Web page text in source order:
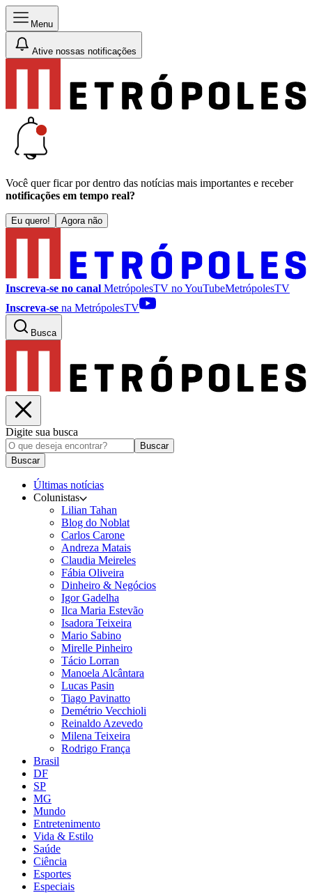
Menu
Ative nossas notificações
Você quer ficar por dentro das notícias mais importantes e receber
notificações em tempo real?
Eu quero! Agora não
Inscreva-se no canal MetrópolesTV noYouTubeMetrópolesTV
Inscreva-se na MetrópolesTV
Busca
Digite sua busca
Buscar
Buscar
Últimas notícias
Colunistas
Lilian Tahan
Blog do Noblat
Carlos Carone
Andreza Matais
Claudia Meireles
Fábia Oliveira
Dinheiro & Negócios
Igor Gadelha
Ilca Maria Estevão
Isadora Teixeira
Mario Sabino
Mirelle Pinheiro
Tácio Lorran
Manoela Alcântara
Lucas Pasin
Tiago Pavinatto
Demétrio Vecchioli
Reinaldo Azevedo
Milena Teixeira
Rodrigo França
Brasil
DF
SP
MG
Mundo
Entretenimento
Vida & Estilo
Saúde
Ciência
Esportes
Especiais